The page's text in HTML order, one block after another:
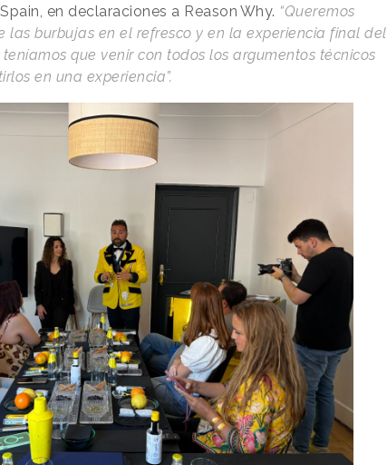
en declaraciones a Reason Why. “Queremos
burbujas en el refresco y en la experiencia final del
que venir con todos los argumentos técnicos
en una experiencia”.